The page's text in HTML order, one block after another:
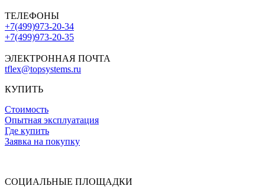
ТЕЛЕФОНЫ
+7(499)973-20-34
+7(499)973-20-35
ЭЛЕКТРОННАЯ ПОЧТА
tflex@topsystems.ru
КУПИТЬ
Стоимость
Опытная эксплуатация
Где купить
Заявка на покупку
СОЦИАЛЬНЫЕ ПЛОЩАДКИ